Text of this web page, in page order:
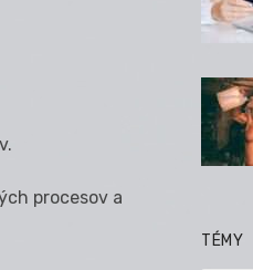
procesov a
TÉMY